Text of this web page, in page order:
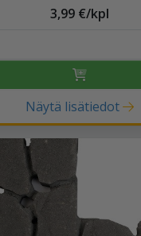
3,99 €/kpl
Näytä lisätiedot